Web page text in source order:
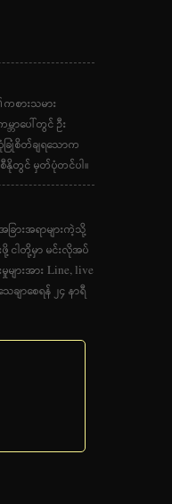
စားသမား
ာပေါ်တွင် ဦး
ြုံစိတ်ချရသောက
နိုတွင် မှတ်ပုံတင်ပါ။
ြားအရာများကဲ့သို့
ငါတို့မှာ မင်းလိုအပ်
ားအား Line, live
ျာစေရန် ၂၄ နာရီ